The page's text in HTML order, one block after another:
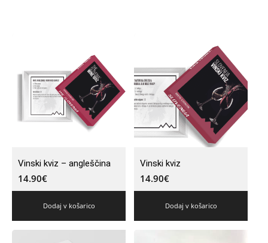
Vinski kviz – angleščina
14.90€
Dodaj v košarico
Vinski kviz
14.90€
Dodaj v košarico